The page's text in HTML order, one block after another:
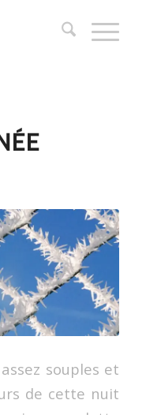
souples et
de cette nuit